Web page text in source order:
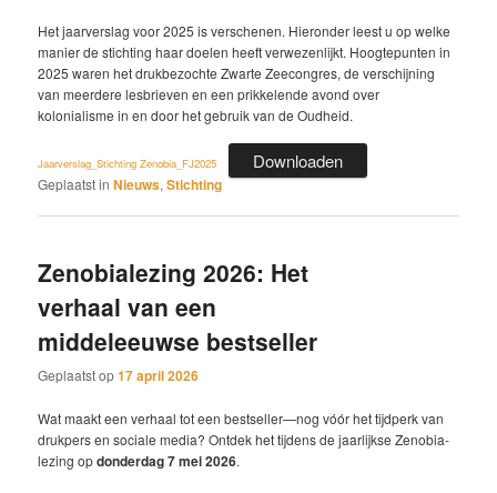
Het jaarverslag voor 2025 is verschenen. Hieronder leest u op welke
manier de stichting haar doelen heeft verwezenlijkt. Hoogtepunten in
2025 waren het drukbezochte Zwarte Zeecongres, de verschijning
van meerdere lesbrieven en een prikkelende avond over
kolonialisme in en door het gebruik van de Oudheid.
Jaarverslag_Stichting Zenobia_FJ2025 Downloaden
Geplaatst in Nieuws,Stichting
Zenobialezing 2026: Het
verhaal van een
middeleeuwse bestseller
Geplaatst op17 april 2026
Wat maakt een verhaal tot een bestseller—nog vóór het tijdperk van
drukpers en sociale media? Ontdek het tijdens de jaarlijkse Zenobia-
lezing opdonderdag 7 mei 2026.